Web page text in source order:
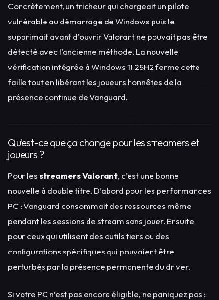
Concrètement, un tricheur qui chargeait un pilote
vulnérable au démarrage de Windows puis le
supprimait avant d’ouvrir Valorant ne pouvait pas être
détecté avec l’ancienne méthode. La nouvelle
vérification intégrée à Windows 11 25H2 ferme cette
faille tout en libérant les joueurs honnêtes de la
présence continue de Vanguard.
Qu’est-ce que ça change pour les streamers et
joueurs ?
Pour lesstreamers Valorant, c’est une bonne
nouvelle à double titre. D’abord pour les performances
PC : Vanguard consommait des ressources même
pendant les sessions de stream sans jouer. Ensuite
pour ceux qui utilisent des outils tiers ou des
configurations spécifiques qui pouvaient être
perturbés par la présence permanente du driver.
Si votre PC n’est pas encore éligible, ne paniquez pas :